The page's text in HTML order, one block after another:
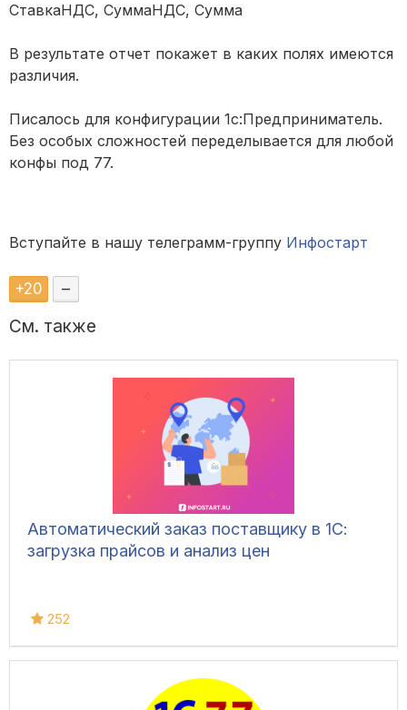
СтавкаНДС, СуммаНДС, Сумма
В результате отчет покажет в каких полях имеются
различия.
Писалось для конфигурации 1с:Предприниматель.
Без особых сложностей переделывается для любой
конфы под 77.
Вступайте в нашу телеграмм-группу Инфостарт
+20 –
См. также
Автоматический заказ поставщику в 1С:
загрузка прайсов и анализ цен
252